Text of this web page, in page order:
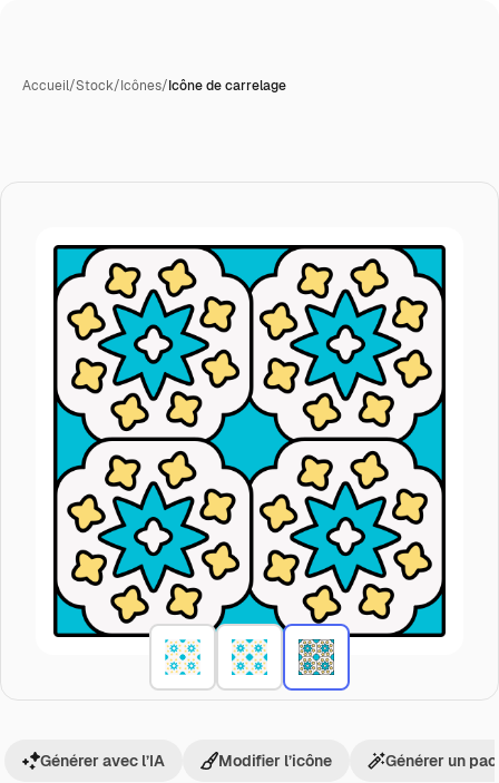
Accueil/Stock/Icônes/Icône de carrelage
Générer avec l’IA Modifier l’icône Générer un